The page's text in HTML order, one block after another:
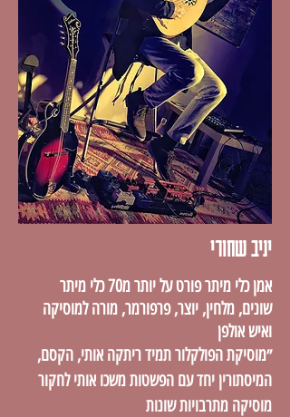
יניב שחורי
שונים, מלחין, יוצר, פרפורמר, מורה למוסיקה
ואיש אולפן
״מוסיקת הפולקלור תמיד ריתקה אותי, הקסם,
המיסתורין יחד עם הפשטות משכו אותי לחקור
מוסיקה מתרבויות שונות